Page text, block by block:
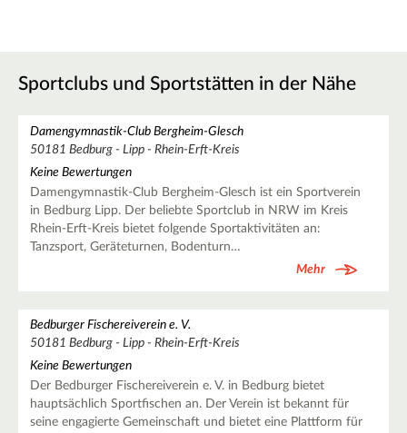
Sportclubs und Sportstätten in der Nähe
Damengymnastik-Club Bergheim-Glesch
50181 Bedburg - Lipp - Rhein-Erft-Kreis
Keine Bewertungen
Damengymnastik-Club Bergheim-Glesch ist ein Sportverein
in Bedburg Lipp. Der beliebte Sportclub in NRW im Kreis
Rhein-Erft-Kreis bietet folgende Sportaktivitäten an:
Tanzsport, Geräteturnen, Bodenturn…
Mehr
Bedburger Fischereiverein e. V.
50181 Bedburg - Lipp - Rhein-Erft-Kreis
Keine Bewertungen
Der Bedburger Fischereiverein e. V. in Bedburg bietet
hauptsächlich Sportfischen an. Der Verein ist bekannt für
seine engagierte Gemeinschaft und bietet eine Plattform für